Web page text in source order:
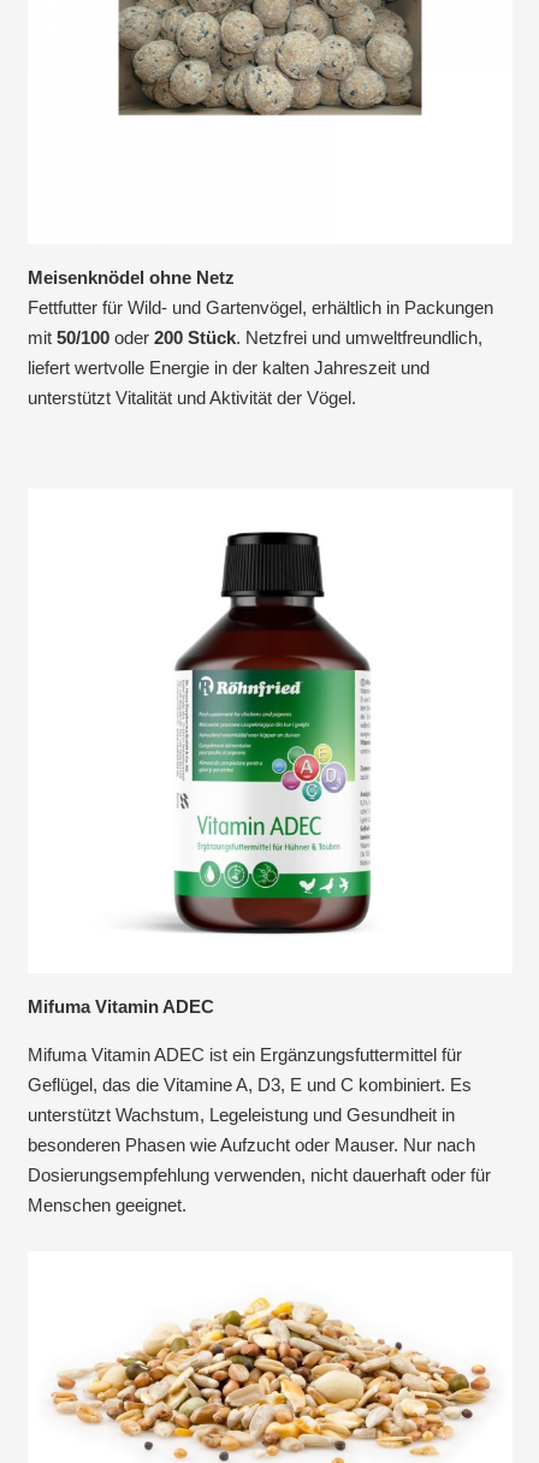
Meisenknödel ohne Netz
Fettfutter für Wild- und Gartenvögel, erhältlich in Packungen
mit 50/100oder 200 Stück. Netzfrei und umweltfreundlich,
liefert wertvolle Energie in der kalten Jahreszeit und
unterstützt Vitalität und Aktivität der Vögel.
Mifuma Vitamin ADEC
Mifuma Vitamin ADEC ist ein Ergänzungsfuttermittel für
Geflügel, das die Vitamine A, D3, E und C kombiniert. Es
unterstützt Wachstum, Legeleistung und Gesundheit in
besonderen Phasen wie Aufzucht oder Mauser. Nur nach
Dosierungsempfehlung verwenden, nicht dauerhaft oder für
Menschen geeignet.